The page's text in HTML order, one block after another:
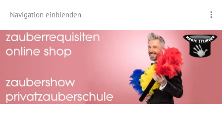
Navigation einblenden